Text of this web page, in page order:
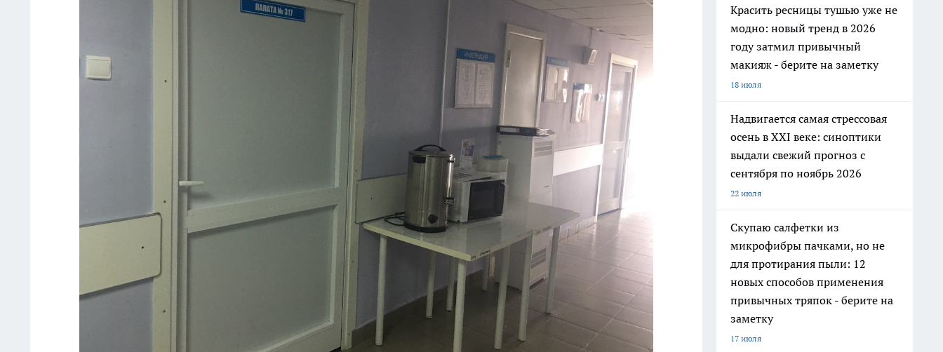
Красить ресницы тушью уже не
модно: новый тренд в 2026
году затмил привычный
макияж - берите на заметку
18 июля
Надвигается самая стрессовая
осень в XXI веке: синоптики
выдали свежий прогноз с
сентября по ноябрь 2026
22 июля
Скупаю салфетки из
микрофибры пачками, но не
для протирания пыли: 12
новых способов применения
привычных тряпок - берите на
заметку
17 июля